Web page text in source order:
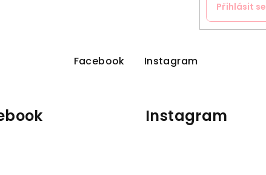
Přihlásit se
Facebook Instagram
Instagram